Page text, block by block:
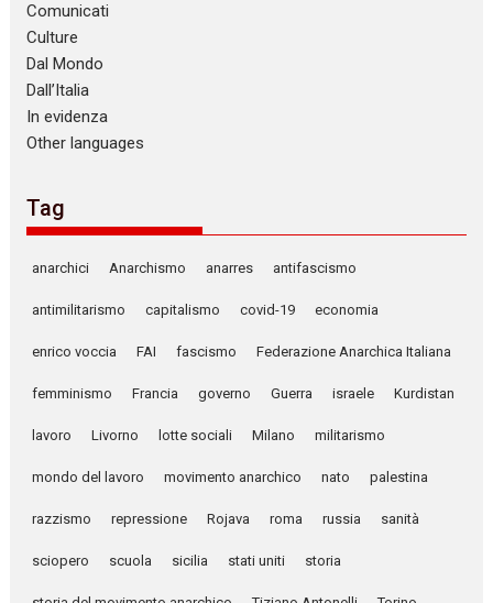
Comunicati
Culture
Dal Mondo
Dall’Italia
In evidenza
Other languages
Tag
anarchici Anarchismo anarres antifascismo
antimilitarismo capitalismo covid-19 economia
enrico voccia FAI fascismo Federazione Anarchica Italiana
femminismo Francia governo Guerra israele Kurdistan
lavoro Livorno lotte sociali Milano militarismo
mondo del lavoro movimento anarchico nato palestina
razzismo repressione Rojava roma russia sanità
sciopero scuola sicilia stati uniti storia